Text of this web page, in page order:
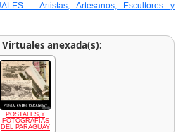
- Artistas, Artesanos, Escultores y
anexada(s):
POSTALES Y
FOTOGRAFÍAS
DEL PARAGUAY